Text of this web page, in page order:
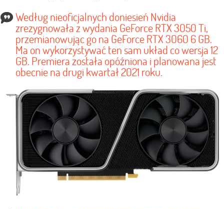
Według nieoficjalnych doniesień Nvidia
zrezygnowała z wydania GeForce RTX 3050 Ti,
przemianowując go na GeForce RTX 3060 6 GB.
Ma on wykorzystywać ten sam układ co wersja 12
GB. Premiera została opóźniona i planowana jest
obecnie na drugi kwartał 2021 roku.